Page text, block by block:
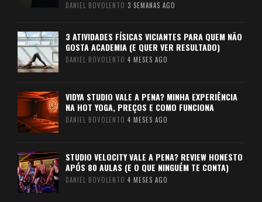
DANIEL BOVOLENTO 3 SEMANAS AGO
3 ATIVIDADES FÍSICAS VICIANTES PARA QUEM NÃO
GOSTA ACADEMIA (E QUER VER RESULTADO)
DANIEL BOVOLENTO 4 MESES AGO
VIDYA STUDIO VALE A PENA? MINHA EXPERIÊNCIA
NA HOT YOGA, PREÇOS E COMO FUNCIONA
DANIEL BOVOLENTO 4 MESES AGO
STUDIO VELOCITY VALE A PENA? REVIEW HONESTO
APÓS 80 AULAS (E O QUE NINGUÉM TE CONTA)
DANIEL BOVOLENTO 4 MESES AGO